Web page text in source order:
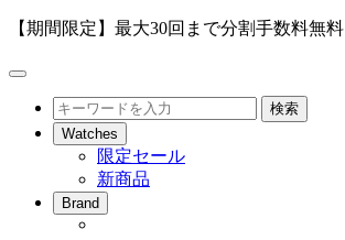
【期間限定】最大30回まで分割手数料無料
メ
検
索
検索
Watches
限定セール
新商品
Brand